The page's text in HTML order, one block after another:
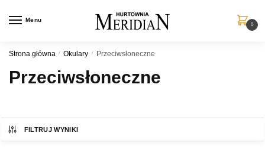
Menu
0
Strona główna / Okulary / Przeciwsłoneczne
Przeciwsłoneczne
FILTRUJ WYNIKI